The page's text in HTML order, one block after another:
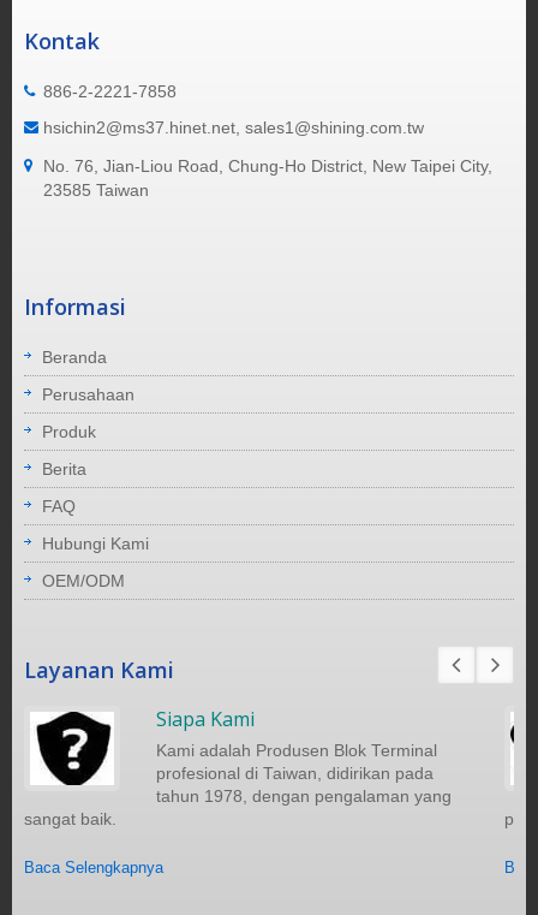
Kontak
886-2-2221-7858
hsichin2@ms37.hinet.net, sales1@shining.com.tw
No. 76, Jian-Liou Road, Chung-Ho District, New Taipei City,
23585 Taiwan
Informasi
Beranda
Perusahaan
Produk
Berita
FAQ
Hubungi Kami
OEM/ODM
Layanan Kami
Siapa Kami
Kami adalah Produsen Blok Terminal
profesional di Taiwan, didirikan pada
tahun 1978, dengan pengalaman yang
sangat baik.
Baca Selengkapnya